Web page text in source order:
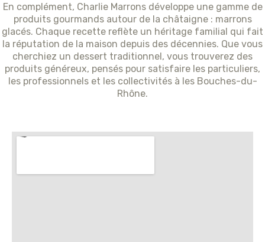
En complément, Charlie Marrons développe une gamme de
produits gourmands autour de la châtaigne : marrons
glacés. Chaque recette reflète un héritage familial qui fait
la réputation de la maison depuis des décennies. Que vous
cherchiez un dessert traditionnel, vous trouverez des
produits généreux, pensés pour satisfaire les particuliers,
les professionnels et les collectivités à les Bouches-du-
Rhône.